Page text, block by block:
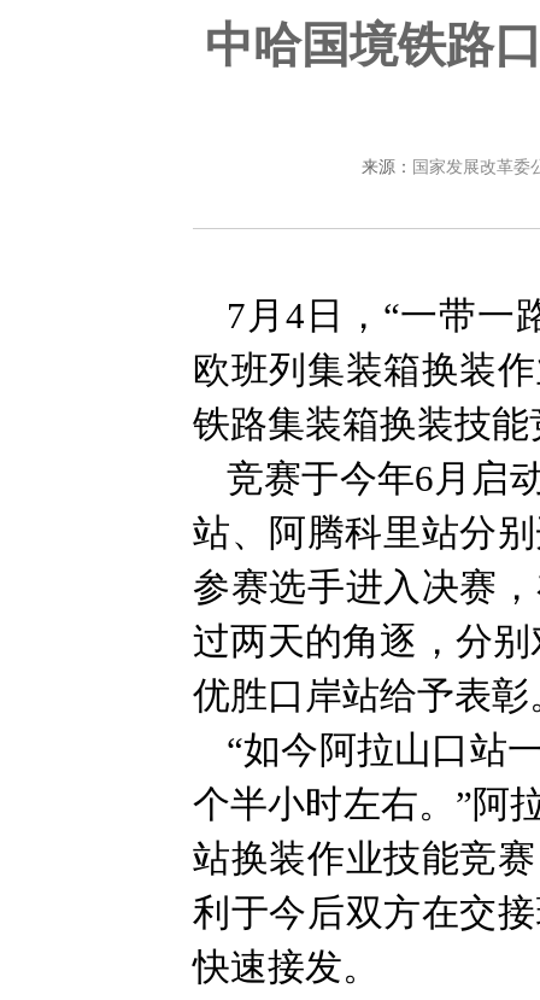
中哈国境铁路
来源： 国家发展改革委
7月4日，“一带
欧班列集装箱换装
铁路集装箱换装技能
竞赛于今年6月启
站、阿腾科里站分
参赛选手进入决赛
过两天的角逐，分
优胜口岸站给予表彰
“如今阿拉山口站
个半小时左右。”阿
站换装作业技能竞
利于今后双方在交
快速接发。